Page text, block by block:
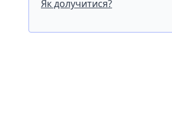
Як долучитися?